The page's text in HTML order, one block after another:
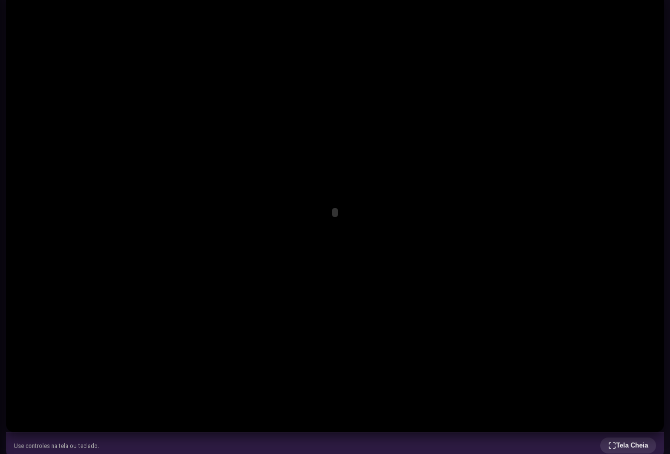
Use controles na tela ou teclado. Tela Cheia